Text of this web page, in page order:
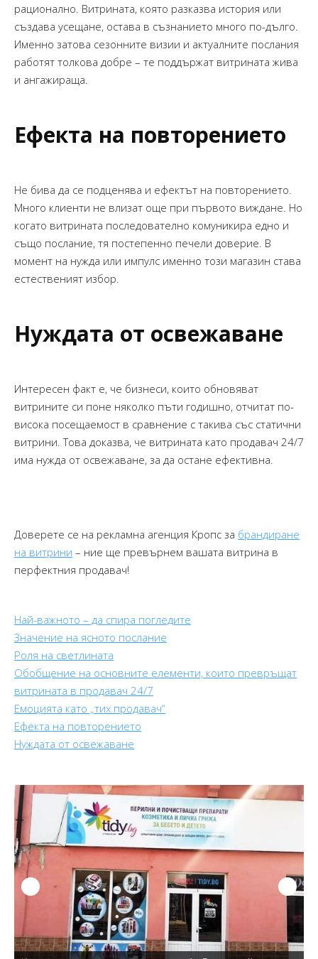
рационално. Витрината, която разказва история или
създава усещане, остава в съзнанието много по-дълго.
Именно затова сезонните визии и актуалните послания
работят толкова добре – те поддържат витрината жива
и ангажираща.
Ефекта на повторението
Не бива да се подценява и ефектът на повторението.
Много клиенти не влизат още при първото виждане. Но
когато витрината последователно комуникира едно и
също послание, тя постепенно печели доверие. В
момент на нужда или импулс именно този магазин става
естественият избор.
Нуждата от освежаване
Интересен факт е, че бизнеси, които обновяват
витрините си поне няколко пъти годишно, отчитат по-
висока посещаемост в сравнение с такива със статични
витрини. Това доказва, че витрината като продавач 24/7
има нужда от освежаване, за да остане ефективна.
Доверете се на рекламна агенция Кропс за брандиране
на витрини – ние ще превърнем вашата витрина в
перфектния продавач!
Най-важното – да спира погледите
Значение на ясното послание
Роля на светлината
Обобщение на основните елементи, които превръщат
витрината в продавач 24/7
Емоцията като „тих продавач“
Ефекта на повторението
Нуждата от освежаване